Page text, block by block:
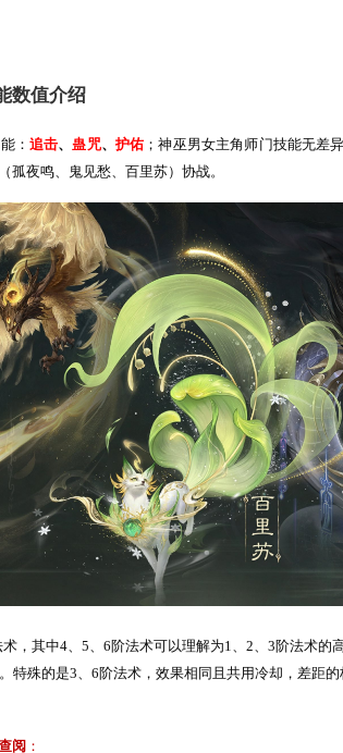
多少侠对神巫的技能数值非常感兴趣，今
能！技能数值介绍
系师门技能： 追击、蛊咒、护佑；神巫男
通灵守护（孤夜鸣、鬼见愁、百里苏）协战